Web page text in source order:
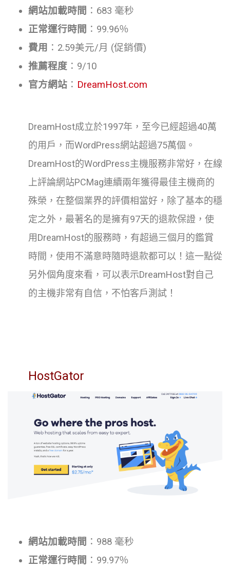
網站加載時間 ：683 毫秒
正常運行時間 ：99.96％
費用 ：2.59美元/月 (促銷價)
推薦程度 ：9/10
官方網站 ： DreamHost.com
DreamHost成立於1997年，至今已經超過40萬
的用戶，而WordPress網站超過75萬個。
DreamHost的WordPress主機服務非常好，在線
上評論網站PCMag連續兩年獲得最佳主機商的
殊榮，在整個業界的評價相當好，除了基本的穩
定之外，最著名的是擁有97天的退款保證，使
用DreamHost的服務時，有超過三個月的鑑賞
時間，使用不滿意時隨時退款都可以！這一點從
另外個角度來看，可以表示DreamHost對自己
的主機非常有自信，不怕客戶測試！
HostGator
網站加載時間 ：988 毫秒
正常運行時間 ：99.97％